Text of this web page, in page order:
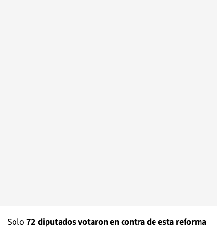
Solo 72 diputados votaron en contra de esta reforma